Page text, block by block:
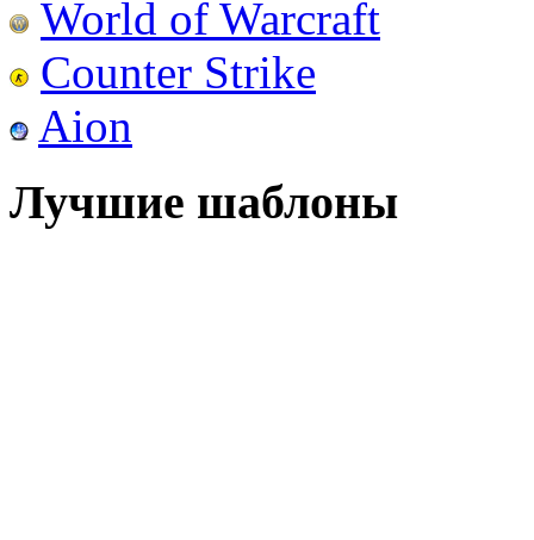
World of Warcraft
Counter Strike
Aion
Лучшие шаблоны